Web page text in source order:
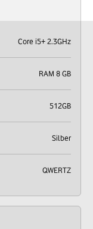
Core i5+ 2.3GHz
RAM 8 GB
512GB
Silber
QWERTZ